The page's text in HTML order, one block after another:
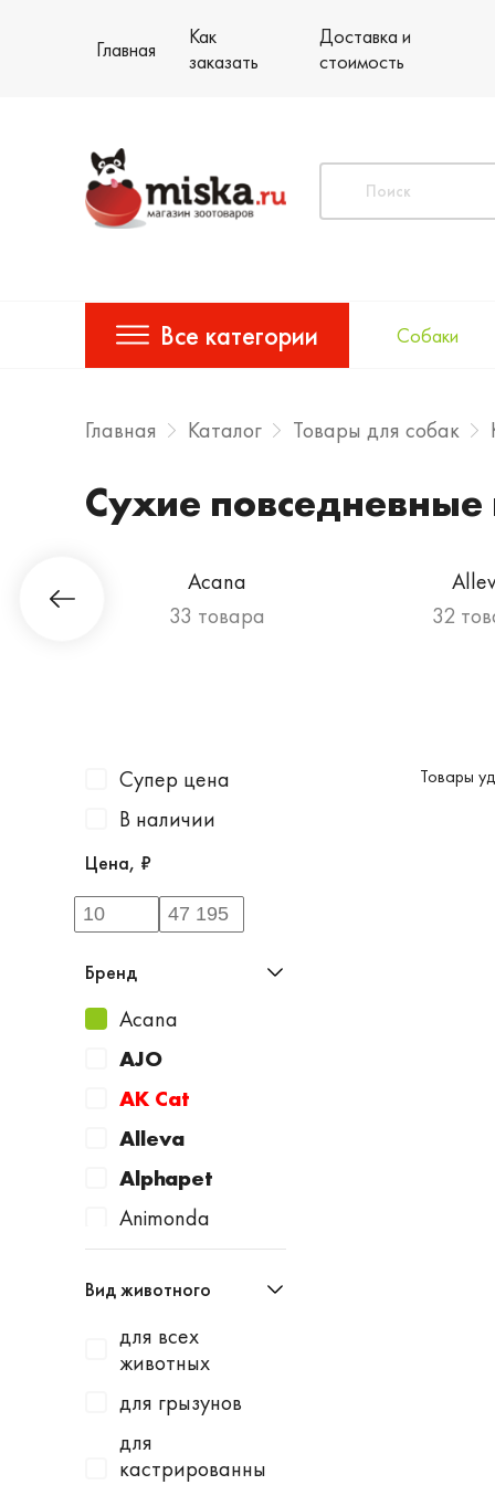
Главная
Как
заказать
Доставка и
стоимость
Все категории Собаки
Главная Каталог Товары для собак
Сухие
Acana
33 товара
32
Супер цена
В наличии
Цена, ₽
Бренд
Acana
AJO
AK Cat
Alleva
Alphapet
Animonda
Apicenna
Avantie
AWARD
Baurenhof
Bayer
Beaphar
Вид животного
для всех
животных
для грызунов
для
кастрированны
Товары